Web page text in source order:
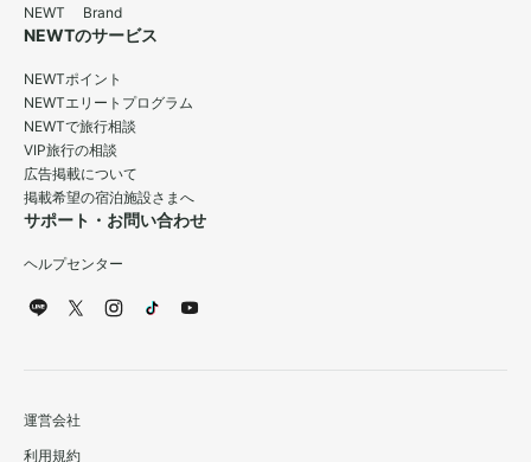
NEWT Brand
NEWTのサービス
NEWTポイント
NEWTエリートプログラム
NEWTで旅行相談
VIP旅行の相談
広告掲載について
掲載希望の宿泊施設さまへ
サポート・お問い合わせ
ヘルプセンター
運営会社
利用規約